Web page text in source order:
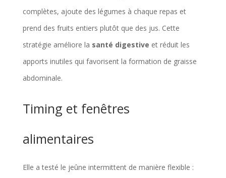
complètes, ajoute des légumes à chaque repas et
prend des fruits entiers plutôt que des jus. Cette
stratégie améliore la santé digestive et réduit les
apports inutiles qui favorisent la formation de graisse
abdominale.
Timing et fenêtres
alimentaires
Elle a testé le jeûne intermittent de manière flexible :